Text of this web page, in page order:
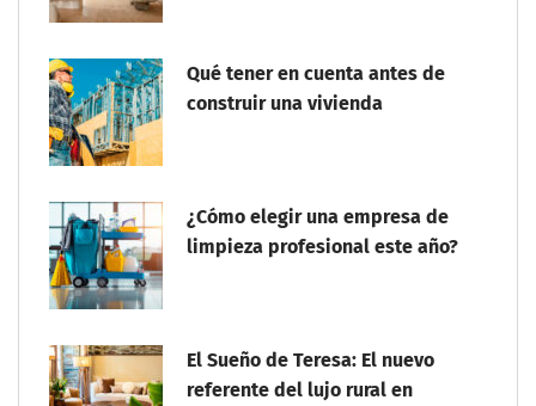
Qué tener en cuenta antes de
construir una vivienda
¿Cómo elegir una empresa de
limpieza profesional este año?
El Sueño de Teresa: El nuevo
referente del lujo rural en